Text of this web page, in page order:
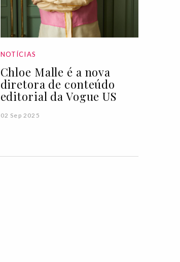
NOTÍCIAS
Chloe Malle é a nova
diretora de conteúdo
editorial da Vogue US
02 Sep 2025